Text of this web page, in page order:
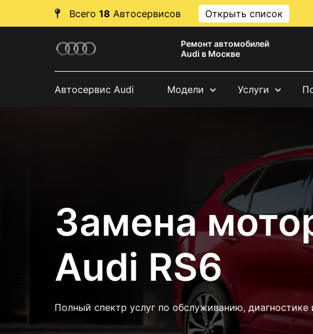
Всего 18 Автосервисов Открыть список
Ремонт автомобилей
Audi в Москве
Автосервис Audi Модели Услуги
Замена
Audi RS6
Полный спектр услуг по обслуживанию, диагностике